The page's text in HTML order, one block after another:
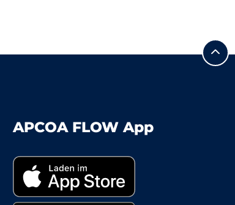
APCOA FLOW App